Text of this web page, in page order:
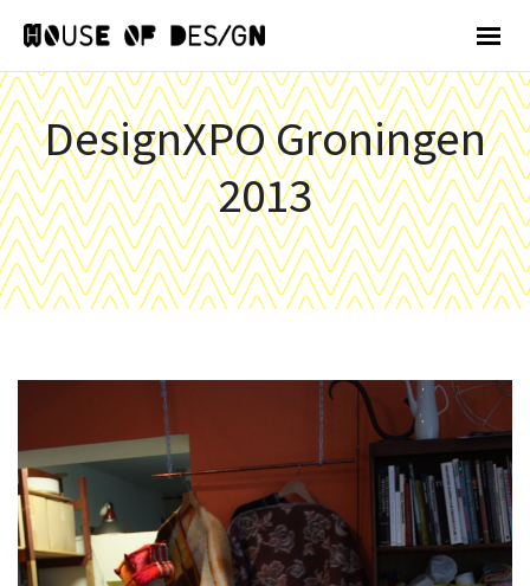
DesignXPO Groningen
2013